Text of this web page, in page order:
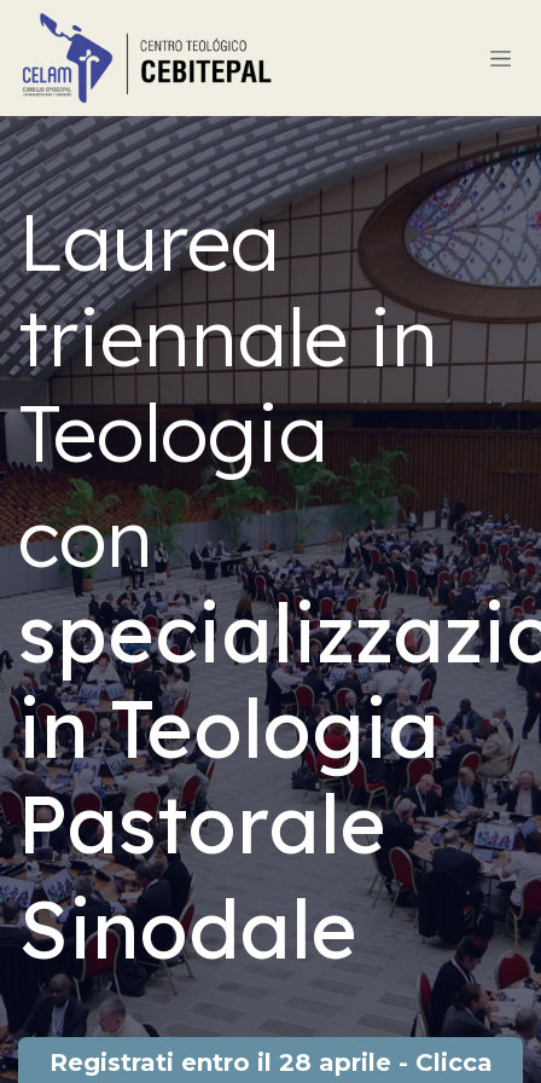
Passa al contenuto
Laurea
triennale in
Teologia
con
in Teologia
Pastorale
Sinodale​
Registrati entro il 28 aprile - Clicca